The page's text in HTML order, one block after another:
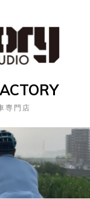
専門店